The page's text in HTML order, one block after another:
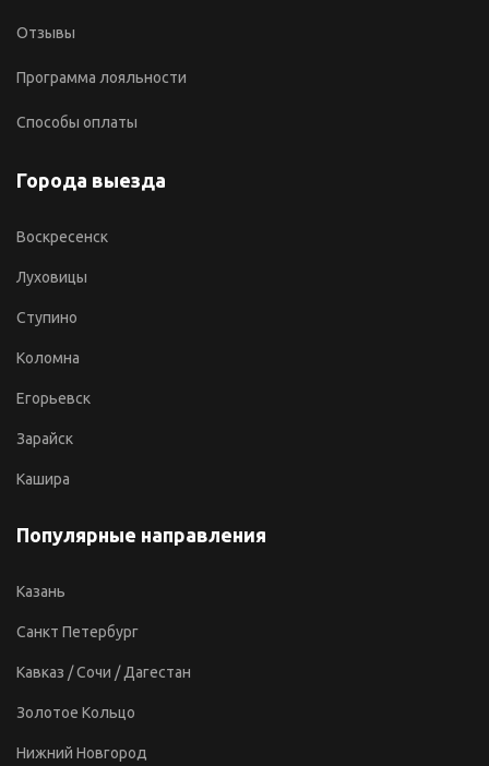
Отзывы
Программа лояльности
Способы оплаты
Города выезда
Воскресенск
Луховицы
Ступино
Коломна
Егорьевск
Зарайск
Кашира
Популярные направления
Казань
Санкт Петербург
Кавказ / Сочи / Дагестан
Золотое Кольцо
Нижний Новгород